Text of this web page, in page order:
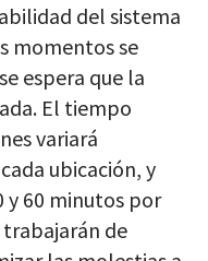
del sistema
momentos se
espera que la
El tiempo
variará
ubicación, y
y 60 minutos por
de